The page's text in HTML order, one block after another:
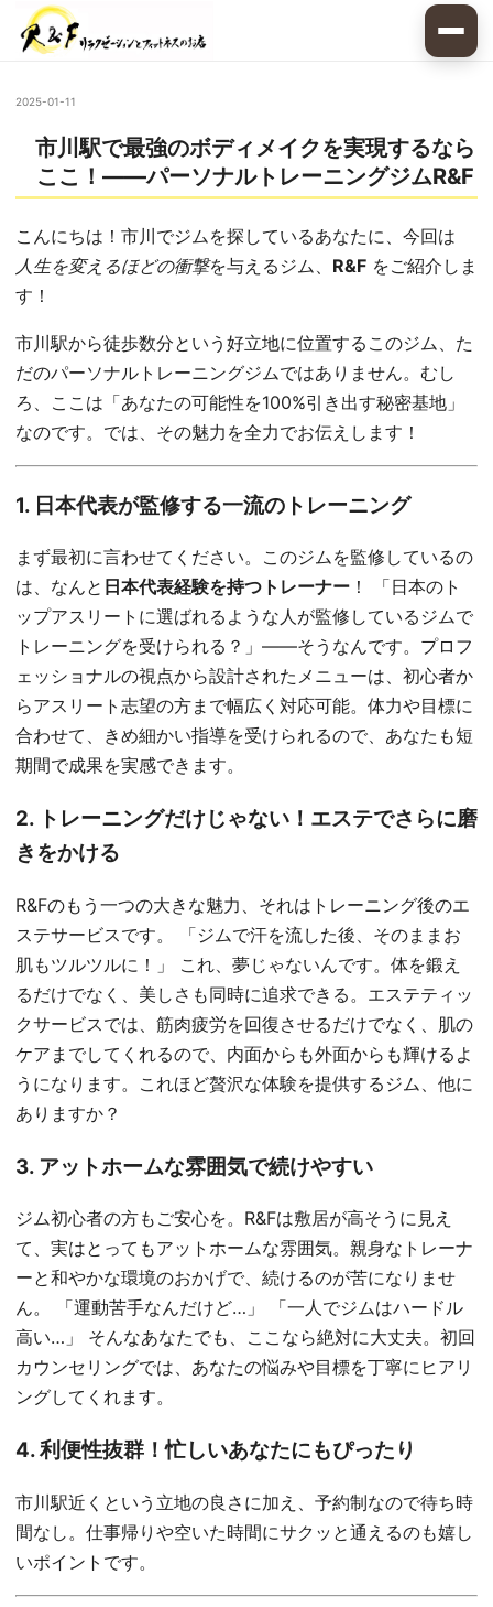
2025-01-11
市川駅で最強のボディメイクを実現するなら
ここ！——パーソナルトレーニングジムR&F
こんにちは！市川でジムを探しているあなたに、今回は
人生を変えるほどの衝撃を与えるジム、 R&F をご紹介しま
す！
市川駅から徒歩数分という好立地に位置するこのジム、た
だのパーソナルトレーニングジムではありません。むし
ろ、ここは「あなたの可能性を100%引き出す秘密基地」
なのです。では、その魅力を全力でお伝えします！
1. 日本代表が監修する一流のトレーニング
まず最初に言わせてください。このジムを監修しているの
は、なんと 日本代表経験を持つトレーナー ！ 「日本のト
ップアスリートに選ばれるような人が監修しているジムで
トレーニングを受けられる？」——そうなんです。プロフ
ェッショナルの視点から設計されたメニューは、初心者か
らアスリート志望の方まで幅広く対応可能。体力や目標に
合わせて、きめ細かい指導を受けられるので、あなたも短
期間で成果を実感できます。
2. トレーニングだけじゃない！エステでさらに磨
きをかける
R&Fのもう一つの大きな魅力、それはトレーニング後のエ
ステサービスです。 「ジムで汗を流した後、そのままお
肌もツルツルに！」 これ、夢じゃないんです。体を鍛え
るだけでなく、美しさも同時に追求できる。エステティッ
クサービスでは、筋肉疲労を回復させるだけでなく、肌の
ケアまでしてくれるので、内面からも外面からも輝けるよ
うになります。これほど贅沢な体験を提供するジム、他に
ありますか？
3. アットホームな雰囲気で続けやすい
ジム初心者の方もご安心を。R&Fは敷居が高そうに見え
て、実はとってもアットホームな雰囲気。親身なトレーナ
ーと和やかな環境のおかげで、続けるのが苦になりませ
ん。 「運動苦手なんだけど…」 「一人でジムはハードル
高い…」 そんなあなたでも、ここなら絶対に大丈夫。初回
カウンセリングでは、あなたの悩みや目標を丁寧にヒアリ
ングしてくれます。
4. 利便性抜群！忙しいあなたにもぴったり
市川駅近くという立地の良さに加え、予約制なので待ち時
間なし。仕事帰りや空いた時間にサクッと通えるのも嬉し
いポイントです。